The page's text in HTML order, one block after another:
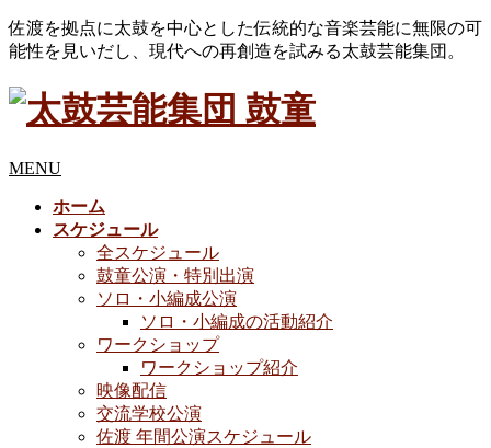
佐渡を拠点に太鼓を中心とした伝統的な音楽芸能に無限の可
能性を見いだし、現代への再創造を試みる太鼓芸能集団。
MENU
ホーム
スケジュール
全スケジュール
鼓童公演・特別出演
ソロ・小編成公演
ソロ・小編成の活動紹介
ワークショップ
ワークショップ紹介
映像配信
交流学校公演
佐渡 年間公演スケジュール